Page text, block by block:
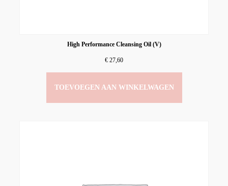
High Performance Cleansing Oil (V)
€ 27,60
TOEVOEGEN AAN WINKELWAGEN